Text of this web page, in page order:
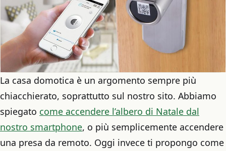
La casa domotica è un argomento sempre più
chiacchierato, soprattutto sul nostro sito. Abbiamo
spiegato come accendere l’albero di Natale dal
nostro smartphone, o più semplicemente accendere
una presa da remoto. Oggi invece ti propongo come